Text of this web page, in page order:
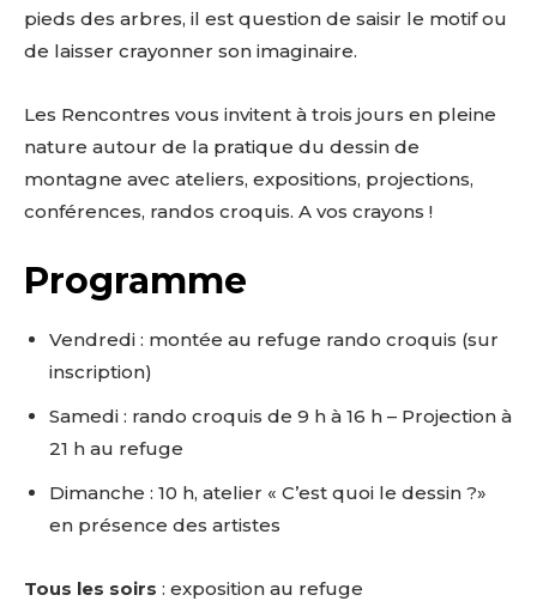
pieds des arbres, il est question de saisir le motif ou
de laisser crayonner son imaginaire.
Les Rencontres vous invitent à trois jours en pleine
nature autour de la pratique du dessin de
montagne avec ateliers, expositions, projections,
conférences, randos croquis. A vos crayons !
Programme
Vendredi : montée au refuge rando croquis (sur
inscription)
Samedi : rando croquis de 9 h à 16 h – Projection à
21 h au refuge
Dimanche : 10 h, atelier « C’est quoi le dessin ?»
en présence des artistes
Tous les soirs : exposition au refuge